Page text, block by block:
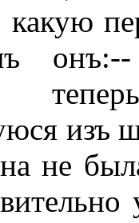
изъ
не